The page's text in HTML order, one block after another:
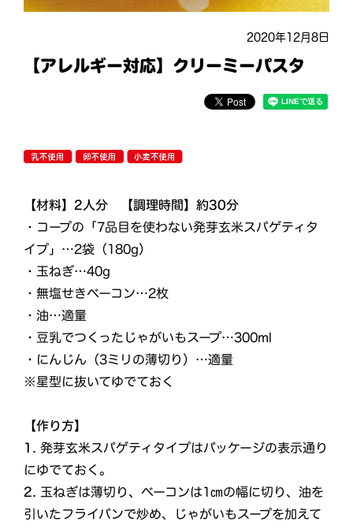
2020年12月8日
【アレルギー対応】クリーミーパスタ
【材料】2人分 【調理時間】約30分
・コープの「7品目を使わない発芽玄米スパゲティタ
イプ」…2袋（180g）
・玉ねぎ…40g
・無塩せきベーコン…2枚
・油…適量
・豆乳でつくったじゃがいもスープ…300ml
・にんじん（3ミリの薄切り）…適量
※星型に抜いてゆでておく
【作り方】
1. 発芽玄米スパゲティタイプはパッケージの表示通り
にゆでておく。
2. 玉ねぎは薄切り、ベーコンは1㎝の幅に切り、油を
引いたフライパンで炒め、じゃがいもスープを加えて